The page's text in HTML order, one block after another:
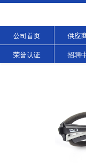
公司首页 供应
荣誉认证 招聘